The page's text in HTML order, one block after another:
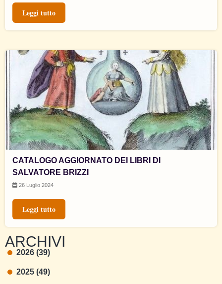
Leggi tutto
CATALOGO AGGIORNATO DEI LIBRI DI
SALVATORE BRIZZI
26 Luglio 2024
Leggi tutto
ARCHIVI
2026 (39)
2025 (49)